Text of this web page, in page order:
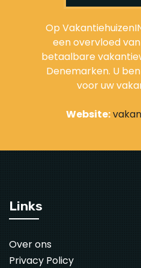
Op
een overvloed
betaalbare
Denemarken. U
voor uw
Website:
Links
Over ons
Privacy Policy